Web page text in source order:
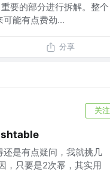
要的部分进行拆解。整个
能有点费劲...
分享
关注
是有点疑问，我就挑几
，只要是2次幂，其实用